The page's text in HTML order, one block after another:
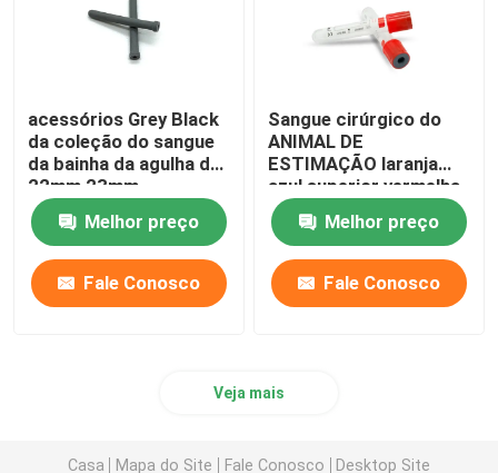
acessórios Grey Black
da coleção do sangue
da bainha da agulha de
22mm 23mm
Melhor preço
Fale Conosco
Sangue cirúrgico do
ANIMAL DE
ESTIMAÇÃO laranja
azul superior vermelha
de 10 tubos do sangue
do Ml Melhor preço
Fale Conosco
Veja mais
Casa Mapa do Site Fale Conosco Desktop Site